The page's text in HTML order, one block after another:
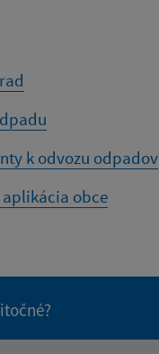
k odvozu odpadov
obce